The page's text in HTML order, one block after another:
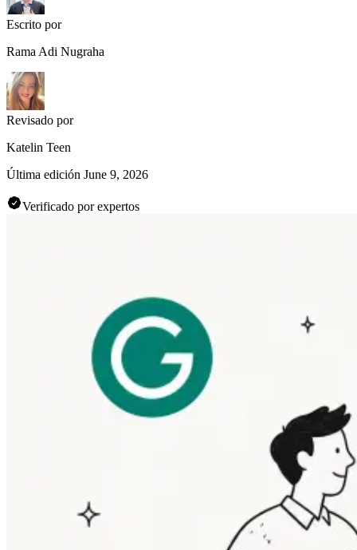
Escrito por
Rama Adi Nugraha
Revisado por
Katelin Teen
Última edición June 9, 2026
Verificado por expertos